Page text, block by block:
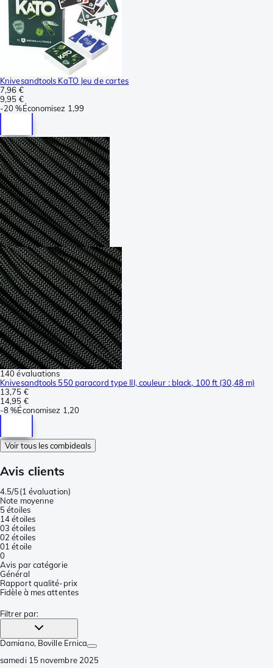
Knivesandtools KaTO Jeu de cartes
7,96 €
9,95 €
-20 %Économisez 1,99
140 évaluations
Knivesandtools 550 paracord type III, couleur : black, 100 ft (30,48 m)
13,75 €
14,95 €
-8 %Économisez 1,20
Voir tous les combideals
Avis clients
4.5/5(1 évaluation)
Note moyenne
5 étoiles
14 étoiles
03 étoiles
02 étoiles
01 étoile
0
Avis par catégorie
Général
Rapport qualité-prix
Fidèle à mes attentes
Filtrer par:
Damiano, Boville Ernica
samedi 15 novembre 2025